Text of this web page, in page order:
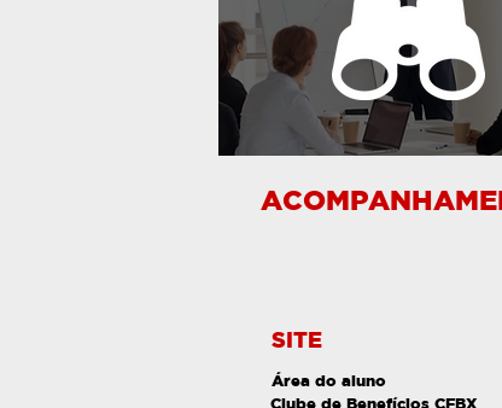
SITE
Área do aluno
Clube de Benefícios CFBX